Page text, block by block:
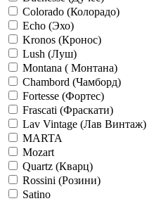
Colorado (Колорадо)
Echo (Эхо)
Kronos (Кронос)
Lush (Луш)
Montana ( Монтана)
Chambord (Чамборд)
Fortesse (Фортес)
Frascati (Фраскати)
Lav Vintage (Лав Винтаж)
MARTA
Mozart
Quartz (Кварц)
Rossini (Розини)
Satino